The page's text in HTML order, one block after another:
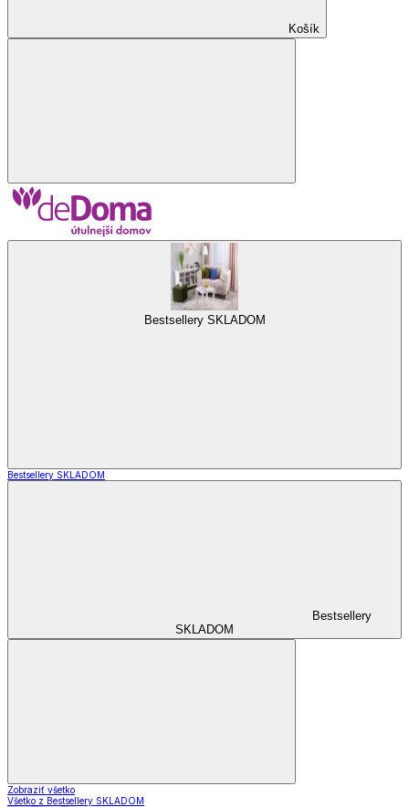
Košík
Bestsellery SKLADOM
Bestsellery SKLADOM
Bestsellery
SKLADOM
Zobraziť všetko
Všetko z Bestsellery SKLADOM